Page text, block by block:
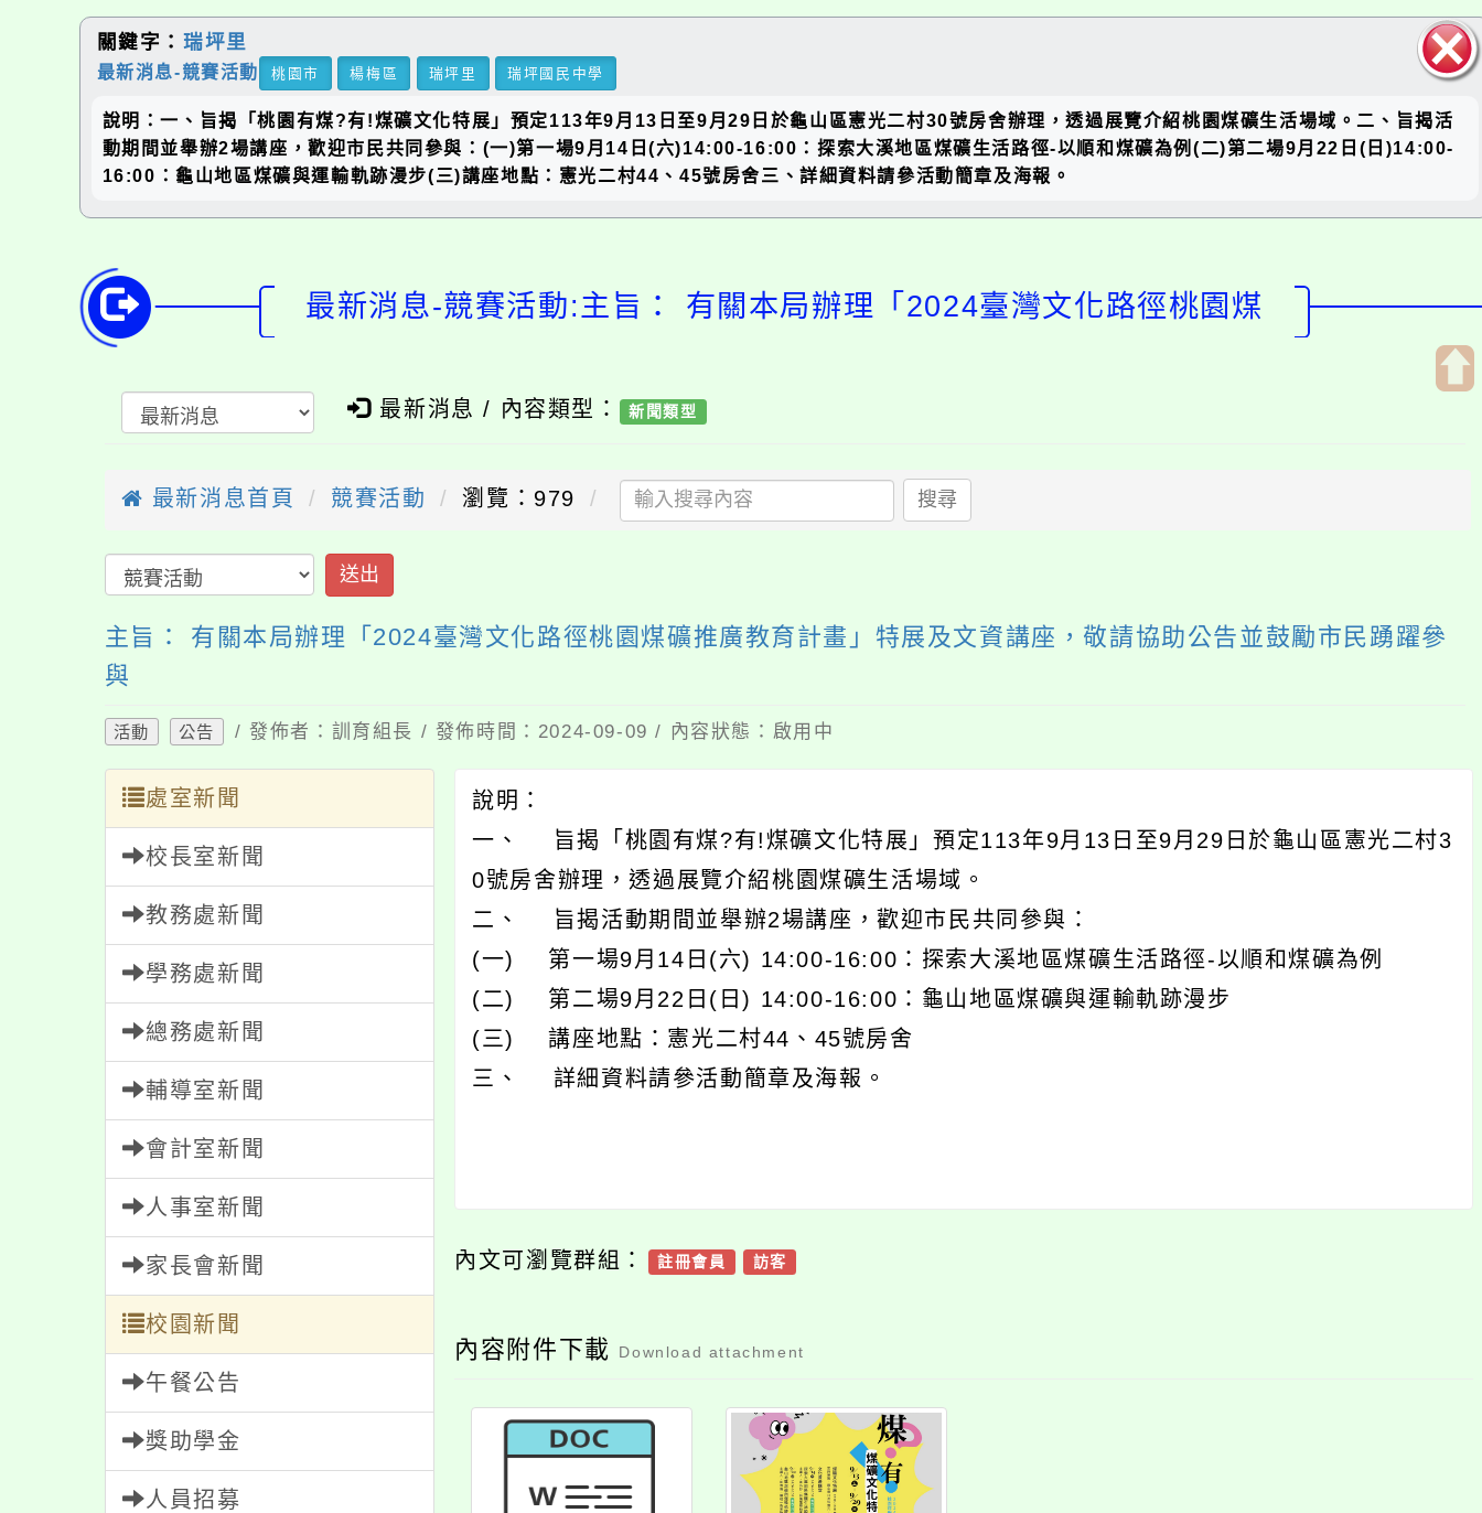
塊
關鍵字： 瑞坪里
最新消息-競賽活動 桃園市 楊梅區 瑞坪里 瑞坪國民中學
說明：一、旨揭「桃園有煤?有!煤礦文化特展」預定113年9月13日至9月29日於龜山區憲光二村30號房舍辦理，透過展覽介紹桃園煤礦生活場域。二、旨揭活
動期間並舉辦2場講座，歡迎市民共同參與：(一)第一場9月14日(六)14:00-16:00：探索大溪地區煤礦生活路徑-以順和煤礦為例(二)第二場9月22日(日)14:00-
16:00：龜山地區煤礦與運輸軌跡漫步(三)講座地點：憲光二村44、45號房舍三、詳細資料請參活動簡章及海報。
最新消息-競賽活動:主旨： 有關本局辦理「2024臺灣文化路徑桃園煤
最新消息 / 內容類型： 新聞類型
最新消息首頁 競賽活動 瀏覽：979 搜尋
送出
主旨： 有關本局辦理「2024臺灣文化路徑桃園煤礦推廣教育計畫」特展及文資講座，敬請協助公告並鼓勵市民踴躍參
與
活動 公告 / 發佈者：訓育組長 / 發佈時間：2024-09-09 / 內容狀態：啟用中
處室新聞
校長室新聞
教務處新聞
學務處新聞
總務處新聞
輔導室新聞
會計室新聞
人事室新聞
家長會新聞
校園新聞
午餐公告
獎助學金
人員招募
說明：
一、 旨揭「桃園有煤?有!煤礦文化特展」預定113年9月13日至9月29日於龜山區憲光二村3
0號房舍辦理，透過展覽介紹桃園煤礦生活場域。
二、 旨揭活動期間並舉辦2場講座，歡迎市民共同參與：
(一) 第一場9月14日(六) 14:00-16:00：探索大溪地區煤礦生活路徑-以順和煤礦為例
(二) 第二場9月22日(日) 14:00-16:00：龜山地區煤礦與運輸軌跡漫步
(三) 講座地點：憲光二村44、45號房舍
三、 詳細資料請參活動簡章及海報。
內文可瀏覽群組： 註冊會員 訪客
內容附件下載 Download attachment